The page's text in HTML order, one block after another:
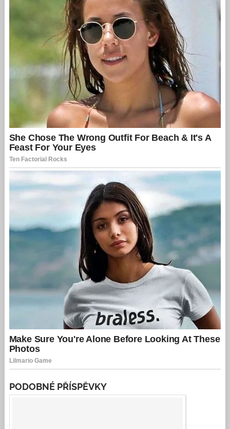
PODOBNÉ PŘÍSPĚVKY